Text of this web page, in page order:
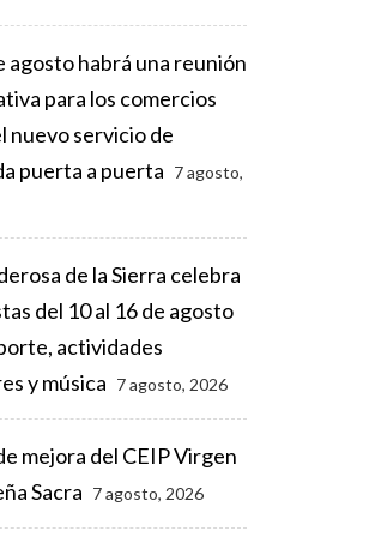
agosto habrá una reunión
para los comercios
nuevo servicio de
puerta a puerta 7 agosto,
de la Sierra celebra
del 10 al 16 de agosto
actividades
y música 7 agosto, 2026
mejora del CEIP Virgen
Sacra 7 agosto, 2026